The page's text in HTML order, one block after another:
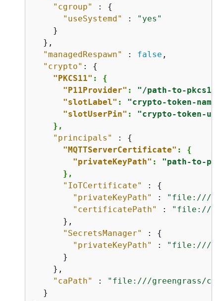
"cgroup"
: {
"useSystemd"
:
"yes"
    }
  },
"managedRespawn"
: false ,
"crypto" : {
"PKCS11" : {
"P11Provider" : "/path-to-
"slotLabel" : "crypto-token-name"
"slotUserPin" : "crypto-token-
    },
"principals"
: {
"MQTTServerCertificate" : {
"privateKeyPath" : "path-to-
      },
"IoTCertificate"
: {
"privateKeyPath"
:
"file:///
"certificatePath"
:
"file:///
      },
"SecretsManager"
: {
"privateKeyPath"
:
"file:///
      }
    },
"caPath"
:
"file:///greengrass/
  }